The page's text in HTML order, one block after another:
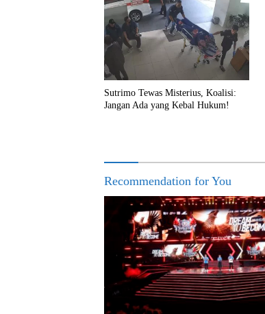
Sutrimo Tewas Misterius, Koalisi:
Jangan Ada yang Kebal Hukum!
Recommendation for You